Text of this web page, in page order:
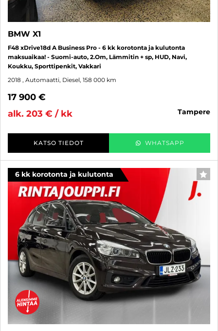
BMW X1
F48 xDrive18d A Business Pro - 6 kk korotonta ja kulutonta
maksuaikaa! - Suomi-auto, 2.Om, Lämmitin + sp, HUD, Navi,
Koukku, Sporttipenkit, Vakkari
2018 , Automaatti, Diesel, 158 000 km
17 900 €
alk. 203 € / kk
tampere
KATSO TIEDOT WHATSAPP
6 kk korotonta ja kulutonta